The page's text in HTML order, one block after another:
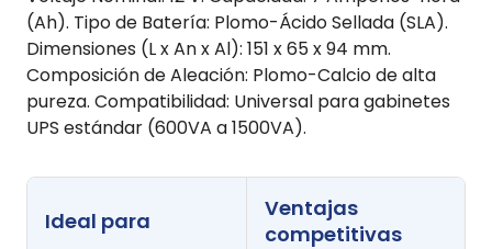
(Ah). Tipo de Batería: Plomo-Ácido Sellada (SLA).
Dimensiones (L x An x Al): 151 x 65 x 94 mm.
Composición de Aleación: Plomo-Calcio de alta
pureza. Compatibilidad: Universal para gabinetes
UPS estándar (600VA a 1500VA).
Ideal para
Ventajas
competitivas